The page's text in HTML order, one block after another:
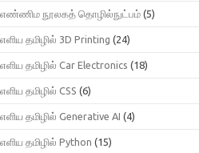
எண்ணிம நூலகத் தொழில்நுட்பம் (5)
எளிய தமிழில் 3D Printing (24)
எளிய தமிழில் Car Electronics (18)
எளிய தமிழில் CSS (6)
எளிய தமிழில் Generative AI (4)
எளிய தமிழில் Python (15)